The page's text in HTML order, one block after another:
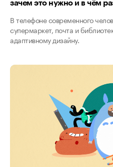
зачем это нужно и в чём
В телефоне современного
супермаркет, почта и
адаптивному дизайну.